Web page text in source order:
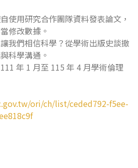
使用研究合作團隊資料發表論文，
修改數據。
我們相信科學？從學術出版史談撤
科學溝通。
年 1 月至 115 年 4 月學術倫理
ori/ch/list/ceded792-f5ee-